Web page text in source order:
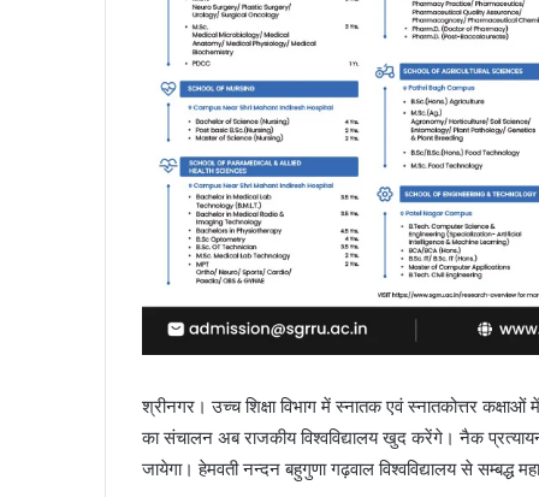
श्रीनगर। उच्च शिक्षा विभाग में स्नातक एवं स्नातकोत्तर
का संचालन अब राजकीय विश्वविद्यालय खुद करेंगे। नैक प्रत्यायन
जायेगा। हेमवती नन्दन बहुगुणा गढ़वाल विश्वविद्यालय से सम्बद्ध